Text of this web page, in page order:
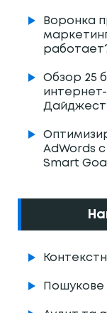
Воронка
Обзор 25
Дайджест
AdWords
Smart
Пошукове